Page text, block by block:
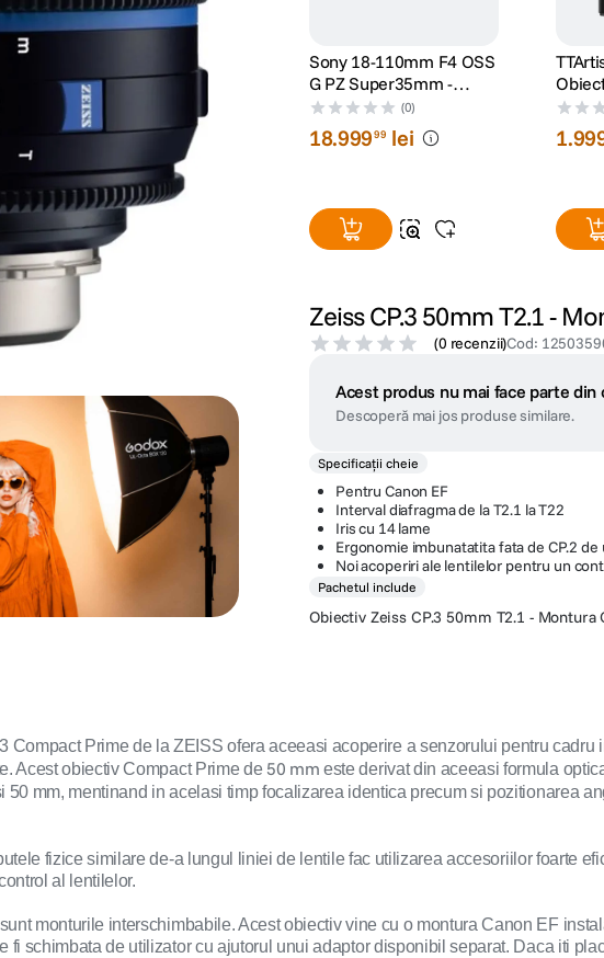
Sony 18-110mm F4 OSS
G PZ Super35mm -
Obiectiv, Sony E
(0)
18.99999 lei
Sony
1.
Zeiss CP.3 50mm T2.1 -
(0 recenzii)Cod:
Acest produs nu mai face parte din
Descoperă mai jos produse similare.
Specificații cheie
Pentru Canon EF
Interval diafragma de la T2.1 la T22
Iris cu 14 lame
Ergonomie imbunatatita fata de CP.2
Noi acoperiri ale lentilelor pentru un
Pachetul include
Obiectiv Zeiss CP.3 50mm T2.1 - Montura
Prime de la ZEISS ofera aceeasi acoperire a senzorului pentru
Acest obiectiv Compact Prime de50 mmeste derivat din aceeasi formula
50 mm, mentinand in acelasi timp focalizarea identica precum si pozitionarea
fizice similare de-a lungul liniei de lentile fac utilizarea accesoriilor foarte
al lentilelor.
monturile interschimbabile. Acest obiectiv vine cu o montura Canon EF
fi schimbata de utilizator cu ajutorul unui adaptor disponibil separat. Daca iti